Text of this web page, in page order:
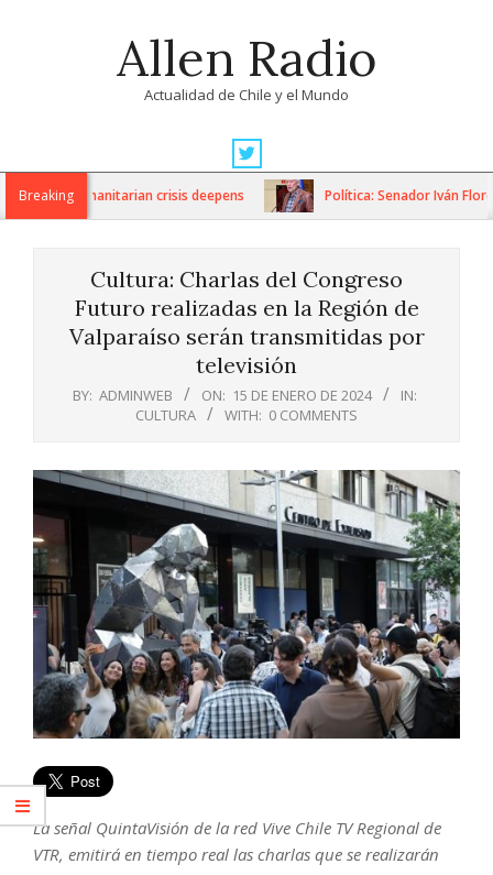
Allen Radio
Actualidad de Chile y el Mundo
Navigation
MenuBreaking
as humanitarian crisis deepens Política: Senador Iván Flores
Cultura: Charlas del Congreso
Futuro realizadas en la Región de
Valparaíso serán transmitidas por
televisión
BY: ADMINWEB ON: 15 DE ENERO DE 2024
IN:
CULTURA
WITH: 0 COMMENTS
La señal QuintaVisión de la red Vive Chile TV Regional de
VTR, emitirá en tiempo real las charlas que se realizarán